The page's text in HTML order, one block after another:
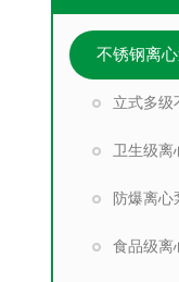
不锈钢离
立式多级
卫生级离
防爆离心
食品级离